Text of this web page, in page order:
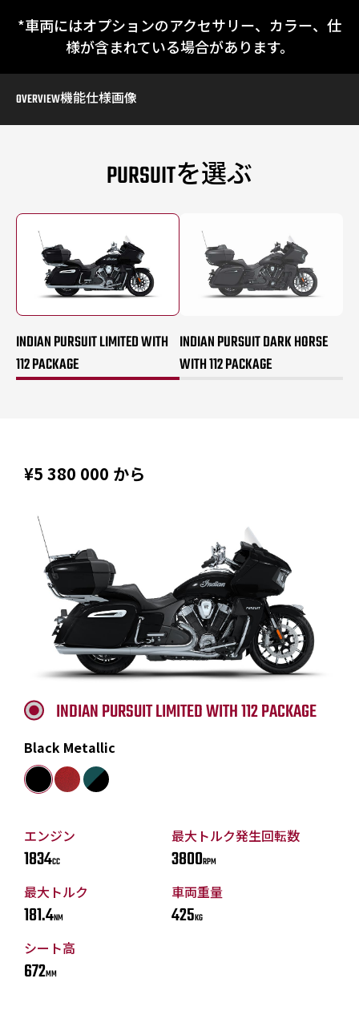
*車両にはオプションのアクセサリー、カラー、仕
様が含まれている場合があります。
OVERVIEW機能仕様画像
PURSUITを選ぶ
INDIAN PURSUIT LIMITED WITH
112 PACKAGE
INDIAN PURSUIT DARK HORSE
WITH 112 PACKAGE
から
¥5 380 000
エンジン
1834CC
最大トルク発生回転数
3800RPM
最大トルク
181.4NM
車両重量
425KG
シート高
672MM
INDIAN PURSUIT LIMITED WITH 112 PACKAGE
Black Metallic